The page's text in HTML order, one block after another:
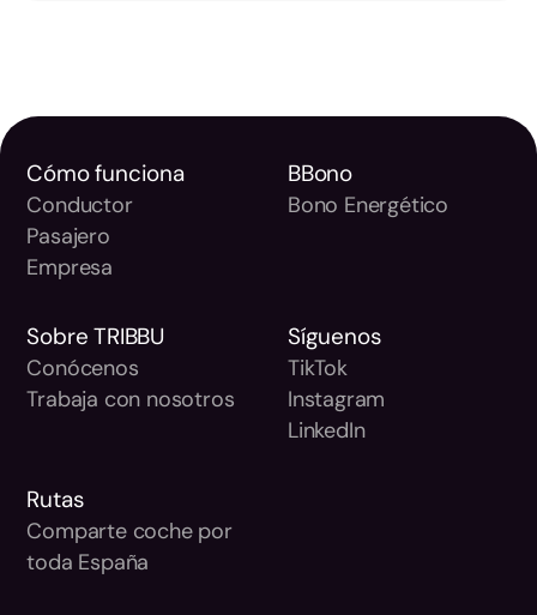
Sobre TRIBBU
Conócenos
Trabaja con nosotros
Cómo funciona
Conductor
Pasajero
Empresa
BBono
Bono Energético
Síguenos
TikTok
Instagram
LinkedIn
Rutas
Comparte coche por
toda España